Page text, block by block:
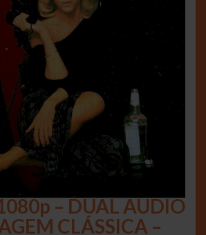
– DUAL AUDIO
CLÁSSICA –